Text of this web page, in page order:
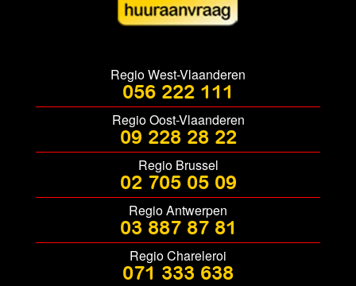
Regio West-Vlaanderen
056 222 111
Regio Oost-Vlaanderen
09 228 28 22
Regio Brussel
02 705 05 09
Regio Antwerpen
03 887 87 81
Regio Chareleroi
071 333 638